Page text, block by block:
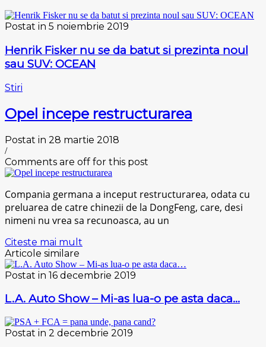
Postat in 5 noiembrie 2019
Henrik Fisker nu se da batut si prezinta noul
sau SUV: OCEAN
Stiri
Opel incepe restructurarea
Postat in 28 martie 2018
/
Comments are off for this post
Compania germana a inceput restructurarea, odata cu
preluarea de catre chinezii de la DongFeng, care, desi
nimeni nu vrea sa recunoasca, au un
Citeste mai mult
Articole similare
Postat in 16 decembrie 2019
L.A. Auto Show – Mi-as lua-o pe asta daca…
Postat in 2 decembrie 2019